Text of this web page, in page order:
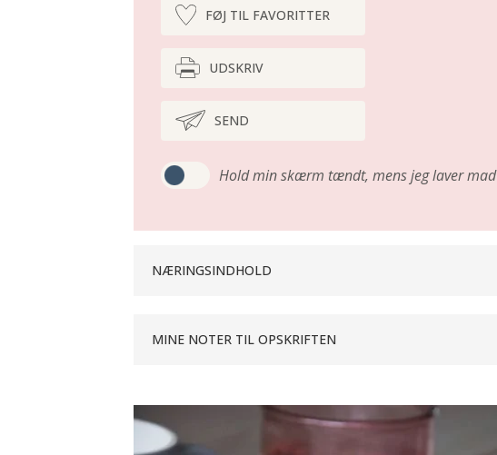
FØJ TIL FAVORITTER
UDSKRIV
SEND
Hold min skærm tændt, mens jeg laver mad
NÆRINGSINDHOLD
MINE NOTER TIL OPSKRIFTEN